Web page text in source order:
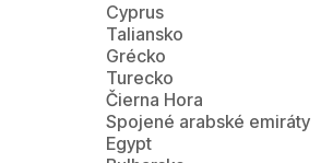
Cyprus
Taliansko
Grécko
Turecko
Čierna Hora
Spojené arabské emiráty
Egypt